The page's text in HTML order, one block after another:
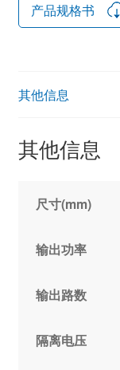
产品规格书
其他信息
其他信息
尺寸(mm)
输出功率
输出路数
隔离电压